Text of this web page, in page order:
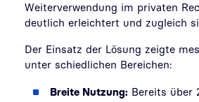
Weiterverwendung im privaten
deutlich erleichtert und zugleich
Der Einsatz der Lösung zeigte
unter schiedlichen Bereichen:
Breite Nutzung: Bereits über